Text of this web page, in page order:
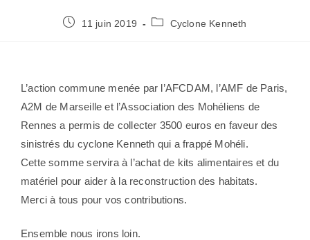
11 juin 2019 Cyclone Kenneth
L’action commune menée par l’AFCDAM, l’AMF de Paris,
A2M de Marseille et l’Association des Mohéliens de
Rennes a permis de collecter 3500 euros en faveur des
sinistrés du cyclone Kenneth qui a frappé Mohéli.
Cette somme servira à l’achat de kits alimentaires et du
matériel pour aider à la reconstruction des habitats.
Merci à tous pour vos contributions.
Ensemble nous irons loin.